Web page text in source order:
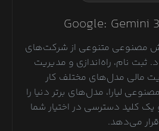
Google: Gemini
مصنوعی متنوعی از شرکت‌های
ثبت نام، راه‌اندازی و مدیریت
مالی مدل‌های مختلف کار
لیارا، مدل‌های برتر دنیا را
کلید دسترسی در اختیار شما
قرار می‌دهد.